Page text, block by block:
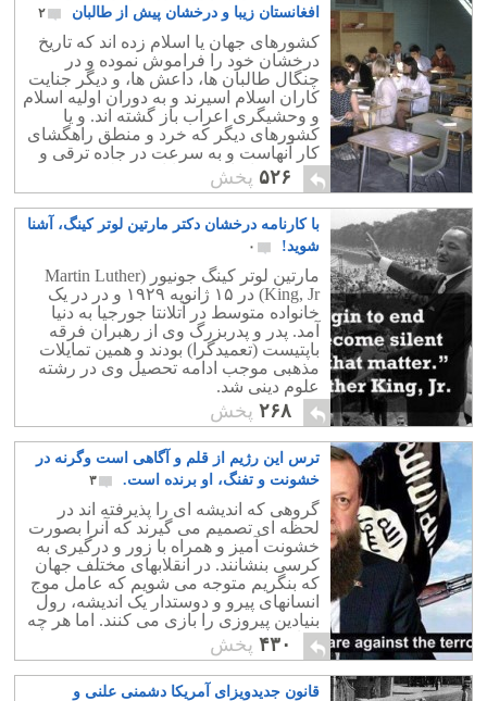
افغانستان زیبا و درخشان پیش از طالبان
۲
کشورهای جهان یا اسلام زده اند که تاریخ
درخشان خود را فراموش نموده و در
چنگال طالبان ها، داعش ها، و دیگر جنایت
کاران اسلام اسیرند و به دوران اولیه اسلام
و وحشیگری اعراب باز گشته اند. و یا
کشورهای دیگر که خرد و منطق راهگشای
کار آنهاست و به سرعت در جاده ترقی و
پیشرفت افتاده و شتابان به جلو می روند.
۵۲۶ پخش
با کارنامه درخشان دکتر مارتین لوتر کینگ، آشنا
شوید!
۰
مارتین لوتر کینگ جونیور (Martin Luther
King, Jr)‏ در ۱۵ ژانویه ۱۹۲۹ و در در یک
خانواده متوسط در آتلانتا جورجیا به دنیا
آمد. پدر و پدربزرگ وی از رهبران فرقه
باپتیست (تعمیدگرا) بودند و همین تمایلات
مذهبی موجب ادامه تحصیل وی در رشته
علوم دینی شد.
۲۶۸ پخش
ترس این رژیم از قلم و آگاهی است وگرنه در
خشونت و تفنگ، او برنده است.
۳
گروهی که اندیشه ای را پذیرفته اند در
لحظه ای تصمیم می گیرند که آنرا بصورت
خشونت آمیز و همراه با زور و درگیری به
کرسی بنشانند. در انقلابهای مختلف جهان
که بنگریم متوجه می شویم که عامل موج
انسانهای پیرو و دوستدار یک اندیشه، رول
بنیادین پیروزی را بازی می کنند. اما هر چه
به امروز نزدیک می شویم نقش موج
انسانی در جنگها و انقلابها کم می شود و
نقش رسانه و آگاهی پر رنگ می شود.
۴۳۰ پخش
قانون جدیدویزای آمریکا دشمنی علنی و